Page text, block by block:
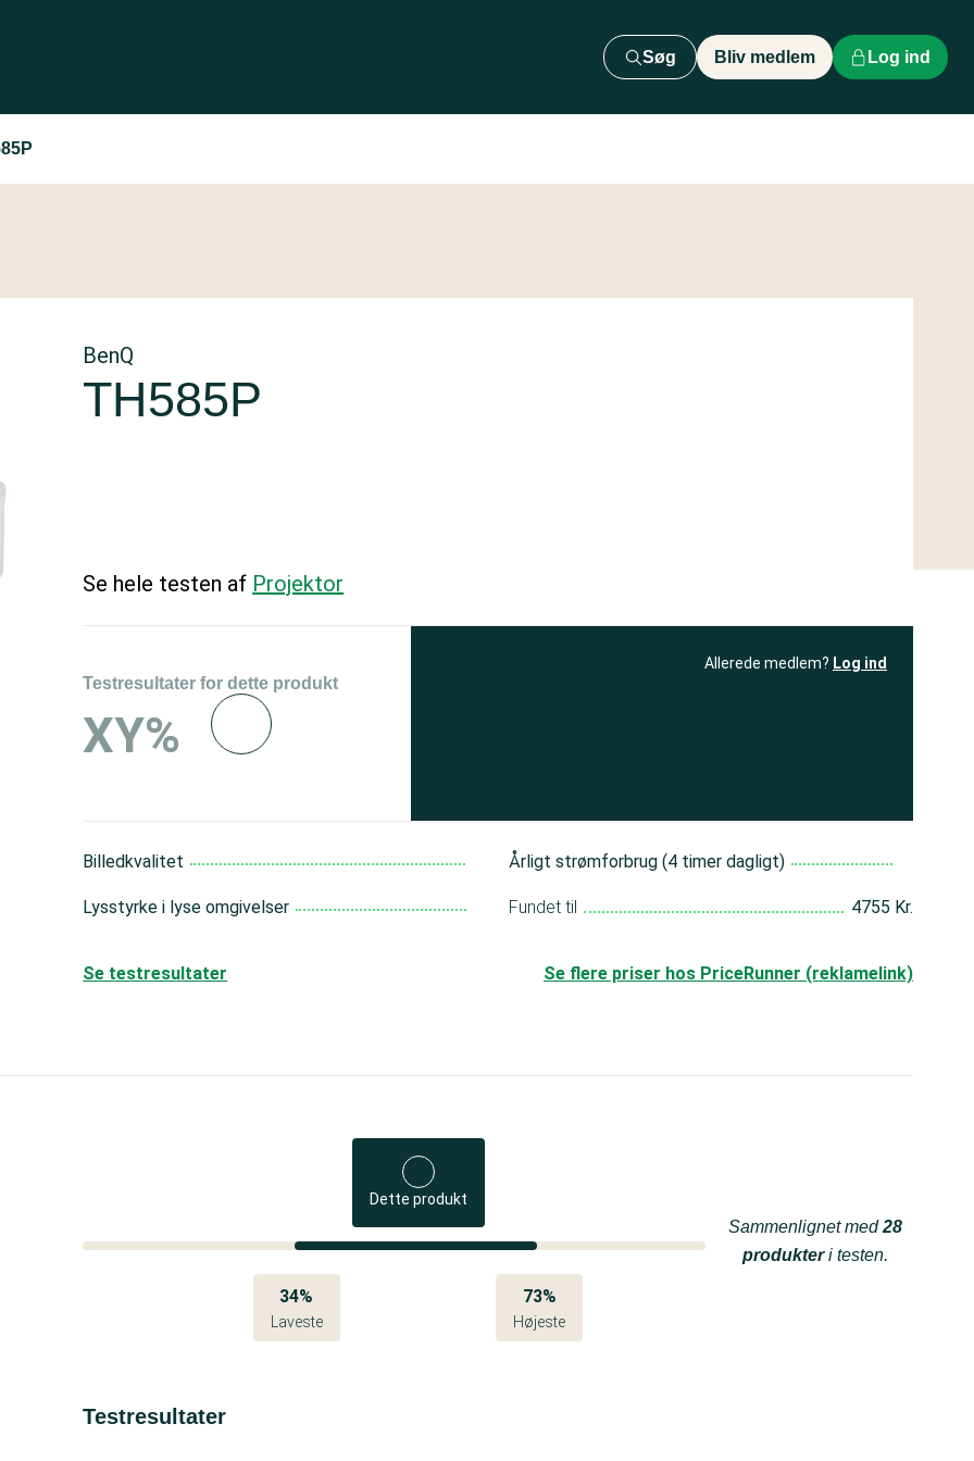
Søg Bliv medlem Log ind
BenQ
TH585P
Se hele testen af Projektor
Testresultater for dette produkt
XY%
Allerede medlem? Log ind
Billedkvalitet
Lysstyrke i lyse omgivelser
Årligt strømforbrug (4 timer dagligt)
Fundet til 4755 Kr.
Se flere priser hos PriceRunner (reklamelink)
Se testresultater
Dette produkt
34%
Laveste
73%
Højeste
Sammenlignet med28
produkteri testen.
Testresultater